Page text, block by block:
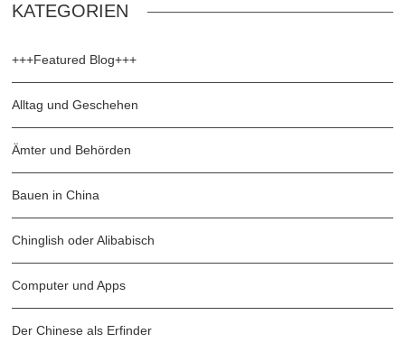
KATEGORIEN
+++Featured Blog+++
Alltag und Geschehen
Ämter und Behörden
Bauen in China
Chinglish oder Alibabisch
Computer und Apps
Der Chinese als Erfinder